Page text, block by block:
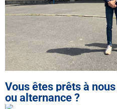
Vous êtes prêts à
ou alternance ?